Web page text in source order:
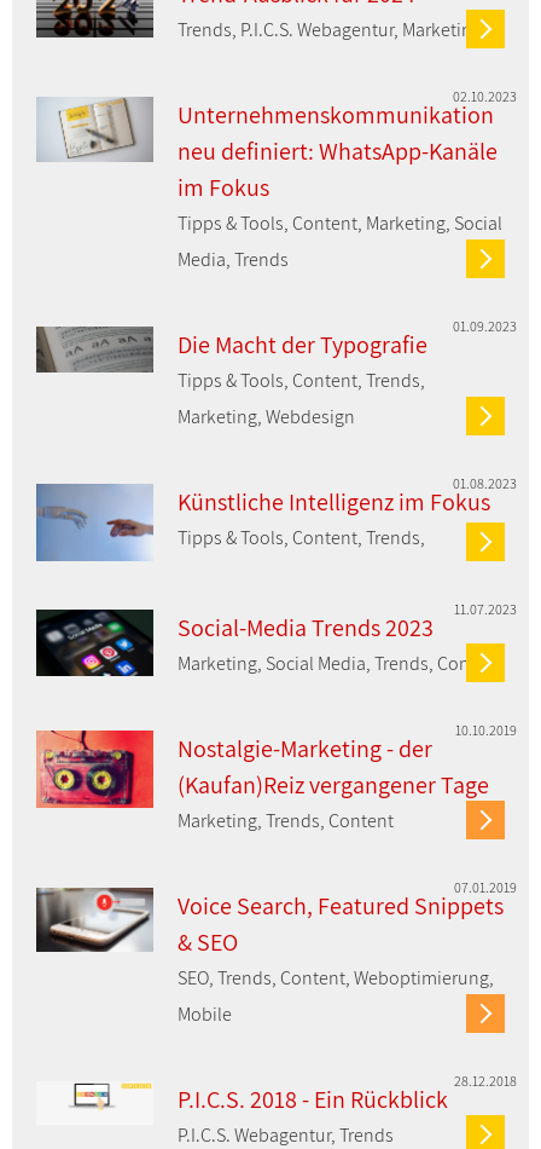
Trends, P.I.C.S. Webagentur, Marketing
Unternehmenskommunikation
neu definiert: WhatsApp-Kanäle
im Fokus
Tipps & Tools, Content, Marketing, Social
Media, Trends
02.10.2023
Die Macht der Typografie
Tipps & Tools, Content, Trends,
Marketing, Webdesign
01.09.2023
Künstliche Intelligenz im Fokus
Tipps & Tools, Content, Trends,
01.08.2023
Social-Media Trends 2023
Marketing, Social Media, Trends, Content
11.07.2023
Nostalgie-Marketing - der
(Kaufan)Reiz vergangener Tage
Marketing, Trends, Content
10.10.2019
Voice Search, Featured Snippets
& SEO
SEO, Trends, Content, Weboptimierung,
Mobile
07.01.2019
P.I.C.S. 2018 - Ein Rückblick
P.I.C.S. Webagentur, Trends
28.12.2018